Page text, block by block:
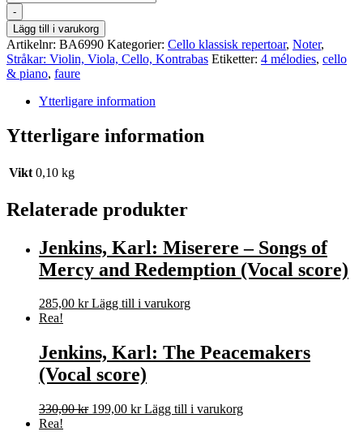
-
Lägg till i varukorg
Artikelnr: BA6990 Kategorier: Cello klassisk repertoar, Noter,
Stråkar: Violin, Viola, Cello, Kontrabas Etiketter: 4 mélodies, cello
& piano, faure
Ytterligare information
Ytterligare information
Vikt 0,10 kg
Relaterade produkter
Jenkins, Karl: Miserere – Songs of
Mercy and Redemption (Vocal score)
285,00 kr Lägg till i varukorg
Rea!
Jenkins, Karl: The Peacemakers
(Vocal score)
330,00kr Det
199,00 krDet
Lägg till i varukorg
Rea!